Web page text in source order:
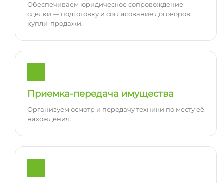
Обеспечиваем юридическое сопровождение
сделки — подготовку и согласование договоров
купли-продажи.
Приемка-передача имущества
Организуем осмотр и передачу техники по месту её
нахождения.